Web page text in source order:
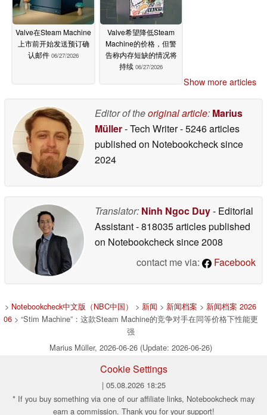
Valve在Steam Machine
上市前开始发送预订确
认邮件 06/27/2026
Valve希望降低Steam
Machine的价格，但警
告称内存短缺的情况将
持续 06/27/2026
Show more articles
Editor of theoriginal article: Marius
Müller- Tech Writer- 5246 articles
published on Notebookchecksince
2024
Translator: Ninh Ngoc Duy- Editorial
Assistant- 818035 articles published
on Notebookchecksince 2008
contact me via:
Facebook
> Notebookcheck中文版（NBC中国） > 新闻 > 新闻档案 > 新闻档案 2026
06> “Stim Machine”：这款Steam Machine的竞争对手在同等价格下性能更
强
Marius Müller, 2026-06-26 (Update: 2026-06-26)
Cookie Settings
| 05.08.2026 18:25
* If you buy something via one of our affiliate links, Notebookcheck may
earn a commission. Thank you for your support!